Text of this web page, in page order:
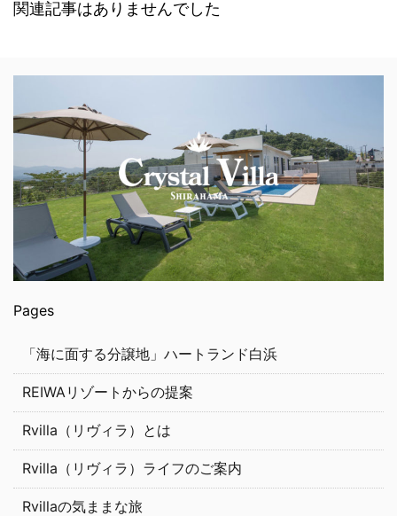
関連記事はありませんでした
Pages
「海に面する分譲地」ハートランド白浜
REIWAリゾートからの提案
Rvilla（リヴィラ）とは
Rvilla（リヴィラ）ライフのご案内
Rvillaの気ままな旅